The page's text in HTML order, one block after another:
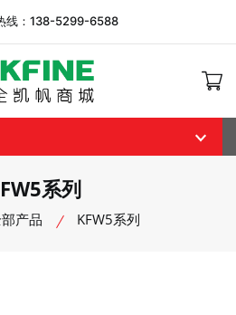
线：138-5299-6588
系列
产品 KFW5系列